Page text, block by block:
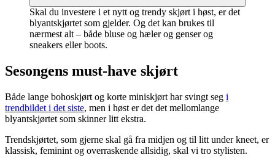
Skal du investere i et nytt og trendy skjørt i høst, er det
blyantskjørtet som gjelder. Og det kan brukes til
nærmest alt – både bluse og hæler og genser og
sneakers eller boots.
Sesongens must-have skjørt
Både lange bohoskjørt og korte miniskjørt har svingt seg i
trendbildet i det siste, men i høst er det det mellomlange
blyantskjørtet som skinner litt ekstra.
Trendskjørtet, som gjerne skal gå fra midjen og til litt under kneet, er
klassisk, feminint og overraskende allsidig, skal vi tro stylisten.